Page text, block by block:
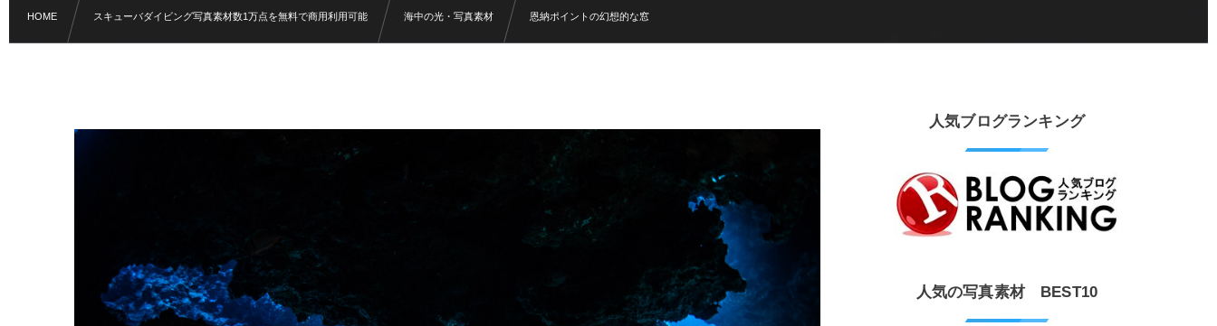
HOME スキューバダイビング写真素材数1万点を無料で商用利用可能 海中の光・写真素材 恩納ポイントの幻想的な窓
人気ブログランキング
人気の写真素材 BEST10